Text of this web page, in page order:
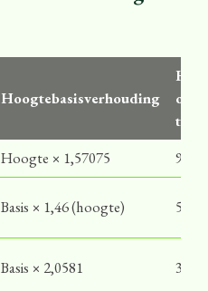
Hoogtebasisverhouding
over
top
Hoogte × 1,57075 96°
Basis × 1,46 (hoogte) 51,6°
Basis × 2,0581 38°